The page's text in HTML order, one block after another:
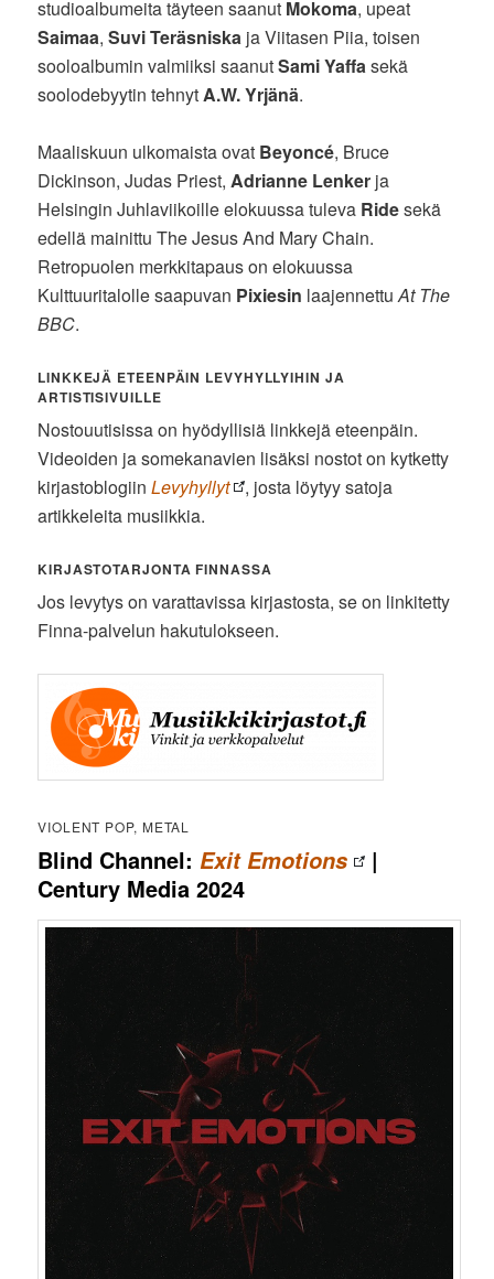
studioalbumeita täyteen saanut Mokoma, upeat
Saimaa,Suvi Teräsniska ja Viitasen Piia, toisen
sooloalbumin valmiiksi saanutSami Yaffa sekä
soolodebyytin tehnyt A.W. Yrjänä.
Maaliskuun ulkomaista ovat Beyoncé, Bruce
Dickinson, Judas Priest, Adrianne Lenker ja
Helsingin Juhlaviikoille elokuussa tuleva Ridesekä
edellä mainittu The Jesus And Mary Chain.
Retropuolen merkkitapaus on elokuussa
Kulttuuritalolle saapuvan Pixiesin laajennettuAt The
BBC.
LINKKEJÄ ETEENPÄIN LEVYHYLLYIHIN JA
ARTISTISIVUILLE
Nostouutisissa on hyödyllisiä linkkejä eteenpäin.
Videoiden ja somekanavien lisäksi nostot on kytketty
kirjastoblogiinLevyhyllyt
, josta löytyy satoja
artikkeleita musiikkia.
KIRJASTOTARJONTA FINNASSA
Jos levytys on varattavissa kirjastosta, se on linkitetty
Finna-palvelun hakutulokseen.
VIOLENT POP, METAL
Blind Channel: Exit Emotions
|
Century Media 2024